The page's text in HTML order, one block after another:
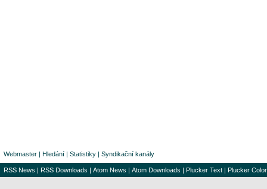
Webmaster | Hledání | Statistiky | Syndikační kanály
RSS News | RSS Downloads | Atom News | Atom Downloads | Plucker Text | Plucker Color